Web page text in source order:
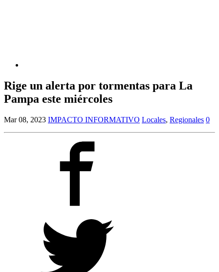
Rige un alerta por tormentas para La
Pampa este miércoles
Mar 08, 2023 IMPACTO INFORMATIVO Locales, Regionales 0